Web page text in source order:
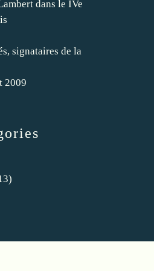
dans le IVe
signataires de la
2009